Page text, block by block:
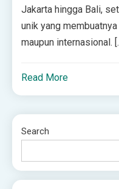
Jakarta hingga Bali,
unik yang
maupun internasional.
Read More
Search